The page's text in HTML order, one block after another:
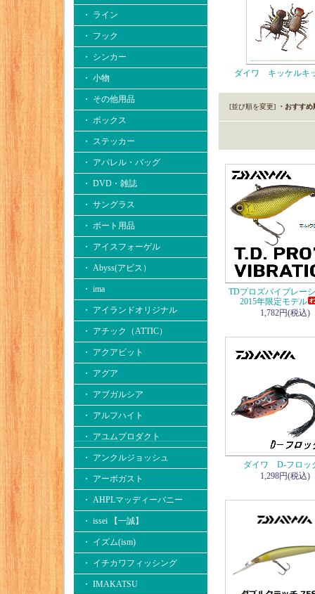
・ ライン
・ フック
・ シンカー
・ 小物
・ その他用品
・ ボックス
・ ステッカー
・ アパレル・バッグ
・ DVD・雑誌
・ サングラス
・ ボート用品
・ アイスフォーゲル
・ Abyss(アビス）
・ ima
・ アイランドオリジナル
・ アチック（ATTIC）
・ アクアビット
・ アグア
・ アブガルシア
・ アルフハイト
・ アユムプロダクト
・ アンクルジョッシュ
・ アーボガスト
・ AHPLマッディーバニー
・ issei 【一誠】
・ イズム(ism)
・ イチカワフィッシング
・ IMAKATSU
ダイワ キッケルキ
[並び順を変更] ・おすすめ
TDプロズバイブレ
2015年限定モデル
1,782円(税込)
ダイワ D-フロッ
1,298円(税込)